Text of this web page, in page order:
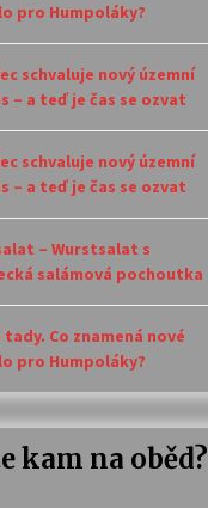
pro Humpoláky?
schvaluje nový územní
– a teď je čas se ozvat
schvaluje nový územní
– a teď je čas se ozvat
– Wurstsalat s
salámová pochoutka
tady. Co znamená nové
pro Humpoláky?
kam na oběd?